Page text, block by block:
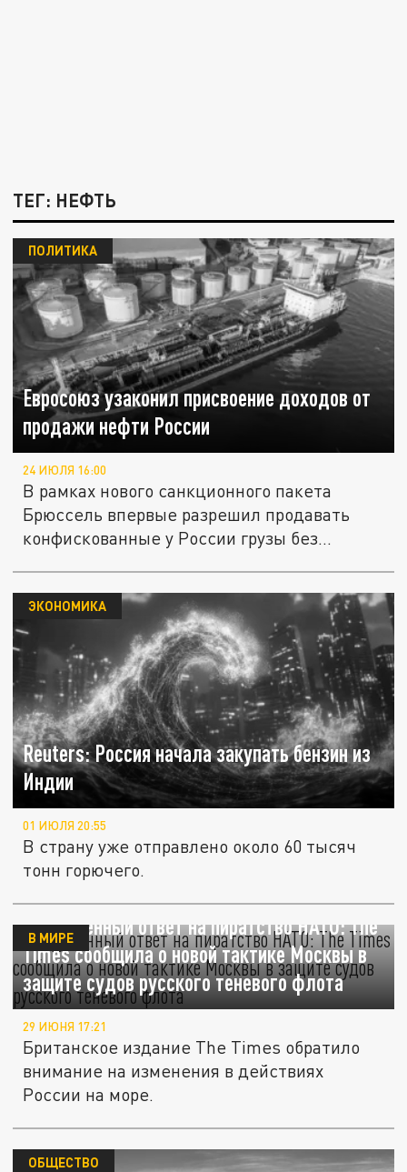
ТЕГ: НЕФТЬ
Евросоюз узаконил присвоение доходов от
продажи нефти России
ПОЛИТИКА
24 ИЮЛЯ 16:00
В рамках нового санкционного пакета
Брюссель впервые разрешил продавать
конфискованные у России грузы без...
Reuters: Россия начала закупать бензин из
Индии
ЭКОНОМИКА
01 ИЮЛЯ 20:55
В страну уже отправлено около 60 тысяч
тонн горючего.
Вооружённый ответ на пиратство НАТО: The
Times сообщила о новой тактике Москвы в
защите судов русского теневого флота
В МИРЕ
29 ИЮНЯ 17:21
Британское издание The Times обратило
внимание на изменения в действиях
России на море.
ОБЩЕСТВО